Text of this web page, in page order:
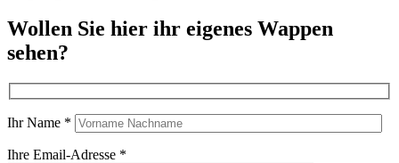
Wollen Sie hier ihr eigenes Wappen
sehen?
Ihr Name *
Ihre Email-Adresse *